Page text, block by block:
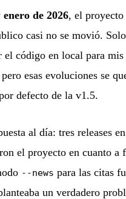
enero de 2026, el
casi no se movió.
código en local para
esas evoluciones se
defecto de la v1.5.
al día: tres releases
el proyecto en cuanto
--news para las citas
un verdadero